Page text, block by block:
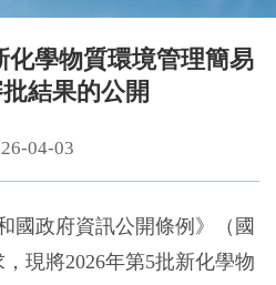
化學物質環境管理簡易
結果的公開
04-03
政府資訊公開條例》（國
現將2026年第5批新化學物